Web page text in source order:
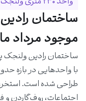
ساختمان
موجود مرداد ماه
ساختمان رادین ولنجک
طراحی شده است.